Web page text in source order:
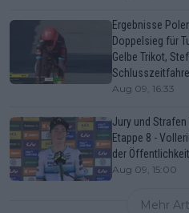
Ergebnisse
Doppelsieg für
Gelbe Trikot,
Aug 09, 16:33
Jury und Strafen
Etappe 8 -
der
Aug 09, 15:00
Mehr